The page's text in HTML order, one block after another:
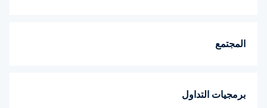
المجتمع
برمجيات التداول